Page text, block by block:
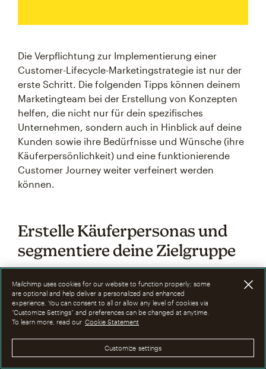
Die Verpflichtung zur Implementierung einer
Customer-Lifecycle-Marketingstrategie ist nur der
erste Schritt. Die folgenden Tipps können deinem
Marketingteam bei der Erstellung von Konzepten
helfen, die nicht nur für dein spezifisches
Unternehmen, sondern auch in Hinblick auf deine
Kunden sowie ihre Bedürfnisse und Wünsche (ihre
Käuferpersönlichkeit) und eine funktionierende
Customer Journey weiter verfeinert werden
können.
Erstelle Käuferpersonas und
segmentiere deine Zielgruppe
Die Verwendung derKäuferprofiledeiner Website-
Besucher, egal ob potenzielle Kunden oder
Wiederholungskäufer, kann dir helfen, deine
Marketingkampagnen präzise auf sie anzupassen.
Der Aufbau verschiedener Personas, die zur
Mailchimp uses cookies for our website to function properly; some
are optional and help deliver a personalized and enhanced
experience. You can consent to all or allow any level of cookies via
“Customize Settings” and preferences can be changed at anytime.
To learn more, read our Cookie Statement
Customize settings